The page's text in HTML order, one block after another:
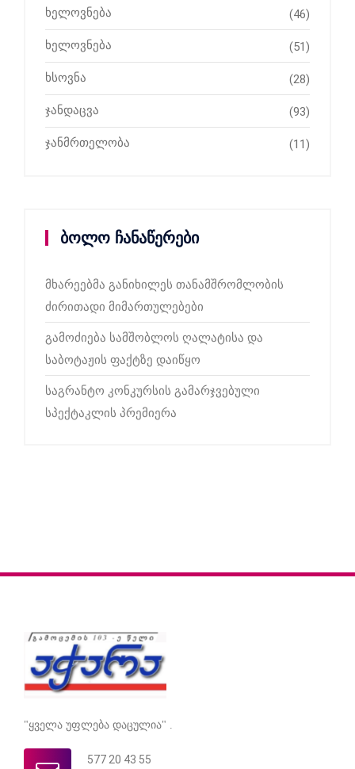
ხელოვნება (46)
ხელოვნება (51)
ხსოვნა (28)
ჯანდაცვა (93)
ჯანმრთელობა (11)
ბოლო ჩანაწერები
მხარეებმა განიხილეს თანამშრომლობის
ძირითადი მიმართულებები
გამოძიება სამშობლოს ღალატისა და
საბოტაჟის ფაქტზე დაიწყო
საგრანტო კონკურსის გამარჯვებული
სპექტაკლის პრემიერა
"ყველა უფლება დაცულია" .
577 20 43 55